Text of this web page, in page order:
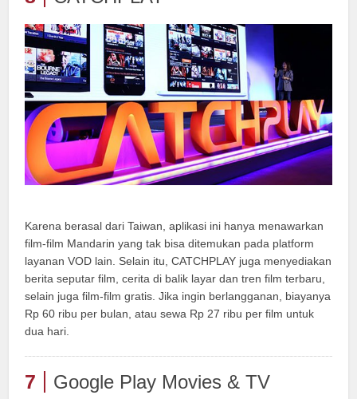
Karena berasal dari Taiwan, aplikasi ini hanya menawarkan
film-film Mandarin yang tak bisa ditemukan pada platform
layanan VOD lain. Selain itu, CATCHPLAY juga menyediakan
berita seputar film, cerita di balik layar dan tren film terbaru,
selain juga film-film gratis. Jika ingin berlangganan, biayanya
Rp 60 ribu per bulan, atau sewa Rp 27 ribu per film untuk
dua hari.
7 Google Play Movies & TV